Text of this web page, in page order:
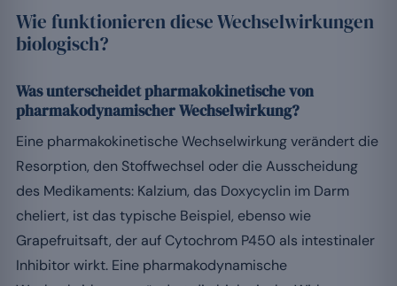
Wie funktionieren diese Wechselwirkungen
biologisch?
Was unterscheidet pharmakokinetische von
pharmakodynamischer Wechselwirkung?
Eine pharmakokinetische Wechselwirkung verändert die
Resorption, den Stoffwechsel oder die Ausscheidung
des Medikaments: Kalzium, das Doxycyclin im Darm
cheliert, ist das typische Beispiel, ebenso wie
Grapefruitsaft, der auf Cytochrom P450 als intestinaler
Inhibitor wirkt. Eine pharmakodynamische